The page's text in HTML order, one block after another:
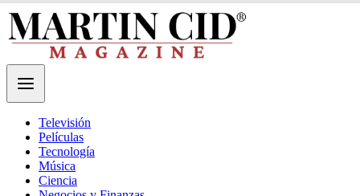
Televisión
Películas
Tecnología
Música
Ciencia